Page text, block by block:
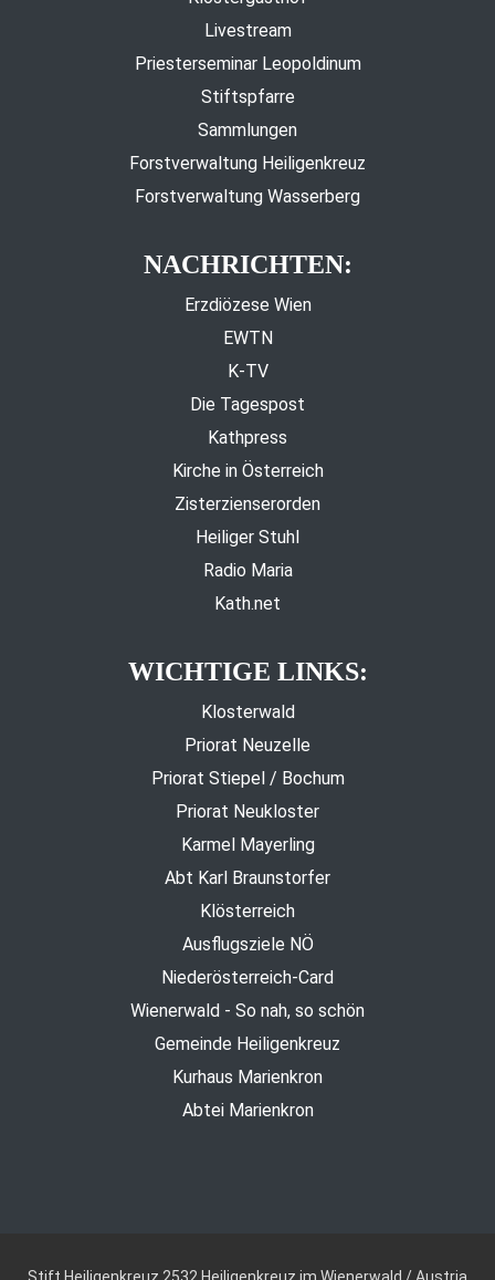
Livestream
Priesterseminar Leopoldinum
Stiftspfarre
Sammlungen
Forstverwaltung Heiligenkreuz
Forstverwaltung Wasserberg
NACHRICHTEN:
Erzdiözese Wien
EWTN
K-TV
Die Tagespost
Kathpress
Kirche in Österreich
Zisterzienserorden
Heiliger Stuhl
Radio Maria
Kath.net
WICHTIGE LINKS:
Klosterwald
Priorat Neuzelle
Priorat Stiepel / Bochum
Priorat Neukloster
Karmel Mayerling
Abt Karl Braunstorfer
Klösterreich
Ausflugsziele NÖ
Niederösterreich-Card
Wienerwald - So nah, so schön
Gemeinde Heiligenkreuz
Kurhaus Marienkron
Abtei Marienkron